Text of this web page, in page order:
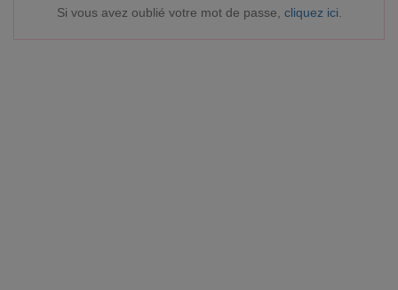
Si vous avez oublié votre mot de passe, cliquez ici